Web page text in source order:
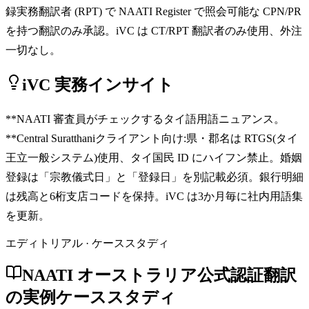
録実務翻訳者 (RPT) で NAATI Register で照会可能な CPN/PR
を持つ翻訳のみ承認。iVC は CT/RPT 翻訳者のみ使用、外注
一切なし。
iVC 実務インサイト
**NAATI 審査員がチェックするタイ語用語ニュアンス。
**Central Suratthaniクライアント向け:県・郡名は RTGS(タイ
王立一般システム)使用、タイ国民 ID にハイフン禁止。婚姻
登録は「宗教儀式日」と「登録日」を別記載必須。銀行明細
は残高と6桁支店コードを保持。iVC は3か月毎に社内用語集
を更新。
エディトリアル · ケーススタディ
NAATI オーストラリア公式認証翻訳
の実例ケーススタディ